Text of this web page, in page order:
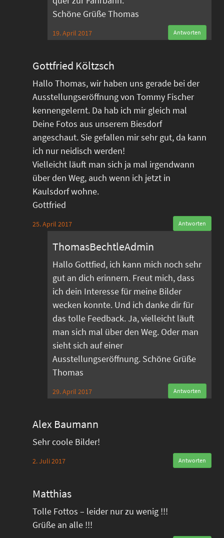
Schöne Grüße Thomas
19. April 2017 Antworten
Gottfried Költzsch
Hallo Thomas, wir haben uns gerade bei der
Ausstellungseröffnung von Tommy Fischer
kennengelernt. Da hab ich mir gleich mal
Deine Fotos aus unserem Biesdorf
angeschaut. Sie gefallen mir sehr gut, da kann
ich nur neidisch werden!
Vielleicht läuft man sich ja mal irgendwann
über den Weg, auch wenn ich jetzt in
Kaulsdorf wohne.
Gottfried
25. April 2017 Antworten
ThomasBechtleAdmin
Hallo Gottfied, ich kann mich noch sehr
gut an dich erinnern. Freut mich, dass
ich dein Interesse für meine Bilder
wecken konnte. Und ich danke dir für
das tolle Feedback. Ja, vielleicht läuft
man sich mal über den Weg. Oder man
sieht sich auf einer
Ausstellungseröffnung. Schöne Grüße
Thomas
29. April 2017 Antworten
Alex Baumann
Sehr coole Bilder!
2. Juli 2017 Antworten
Matthias
Tolle Fottos – leider nur zu wenig !!!
Grüße an alle !!!